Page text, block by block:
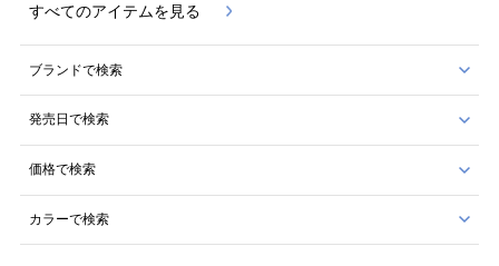
すべてのアイテムを見る
ブランドで検索
発売日で検索
価格で検索
カラーで検索